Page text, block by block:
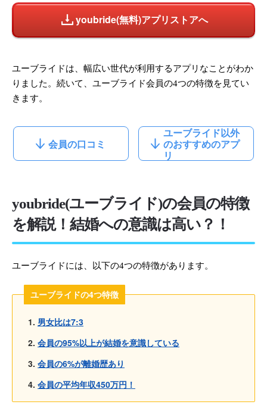
youbride(無料)アプリストアへ
ユーブライドは、幅広い世代が利用するアプリなことがわか
りました。続いて、ユーブライド会員の4つの特徴を見てい
きます。
会員の口コミ
ユーブライド以外
のおすすめのアプ
リ
youbride(ユーブライド)の会員の特徴
を解説！結婚への意識は高い？！
ユーブライドには、以下の4つの特徴があります。
ユーブライドの4つ特徴
男女比は7:3
会員の95%以上が結婚を意識している
会員の6%が離婚歴あり
会員の平均年収450万円！